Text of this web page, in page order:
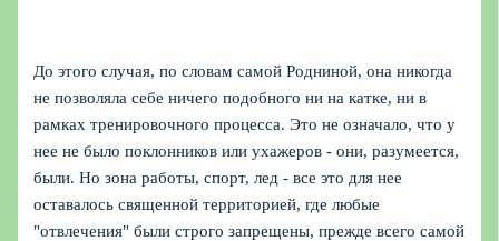
До этого случая, по словам самой Родниной, она никогда
не позволяла себе ничего подобного ни на катке, ни в
рамках тренировочного процесса. Это не означало, что у
нее не было поклонников или ухажеров - они, разумеется,
были. Но зона работы, спорт, лед - все это для нее
оставалось священной территорией, где любые
"отвлечения" были строго запрещены, прежде всего самой